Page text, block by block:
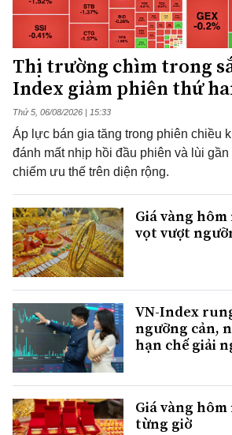
Thị trường chìm trong
Index giảm phiên thứ
Thứ 5, 06/08/2026 | 15:33
Áp lực bán gia tăng trong phiên chiều
đánh mất nhịp hồi đầu phiên và lùi
chiếm ưu thế trên diện rộng.
Giá vàng hôm
vọt vượt
VN-Index
ngưỡng cản,
hạn chế giải
Giá vàng
từng giờ